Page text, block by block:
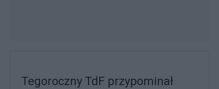
Tegoroczny TdF przypominał